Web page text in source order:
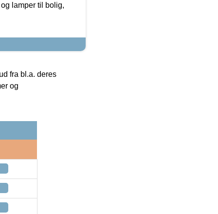
lamper til bolig,
fra bl.a. deres
og